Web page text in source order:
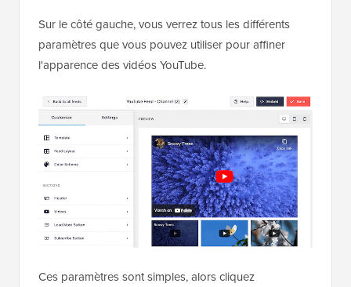
Sur le côté gauche, vous verrez tous les différents
paramètres que vous pouvez utiliser pour affiner
l'apparence des vidéos YouTube.
Ces paramètres sont simples, alors cliquez